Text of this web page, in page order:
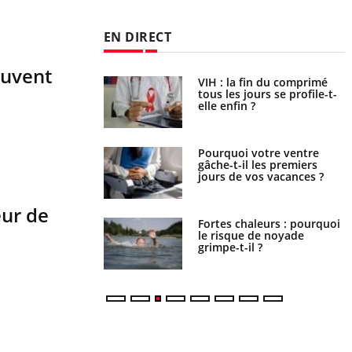
de
EN DIRECT
GLP-1
empêche-t-elle de
VIH : la fin du comprimé
tous les jours se profile-t-
elle enfin ?
Pourquoi votre ventre
gâche-t-il les premiers
jours de vos vacances ?
Fortes chaleurs : pourquoi
le risque de noyade
grimpe-t-il ?